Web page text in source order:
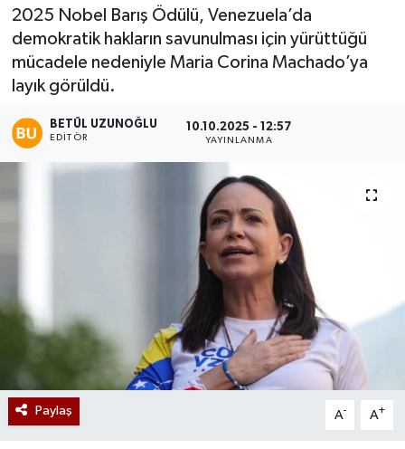
2025 Nobel Barış Ödülü, Venezuela’da
demokratik hakların savunulması için yürüttüğü
mücadele nedeniyle Maria Corina Machado’ya
layık görüldü.
BETÜL UZUNOĞLU
EDITÖR
10.10.2025 - 12:57
YAYINLANMA
Paylaş A- A+
Kültür - Sanat
Yaşam
Haber Arşivi